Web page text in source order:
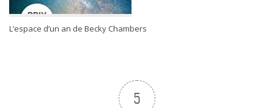
L’espace d’un an de Becky Chambers
5